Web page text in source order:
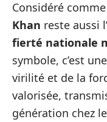
Considéré
Khan reste aussi
fierté nationale
symbole, c’est
virilité et de la
valorisée,
génération chez